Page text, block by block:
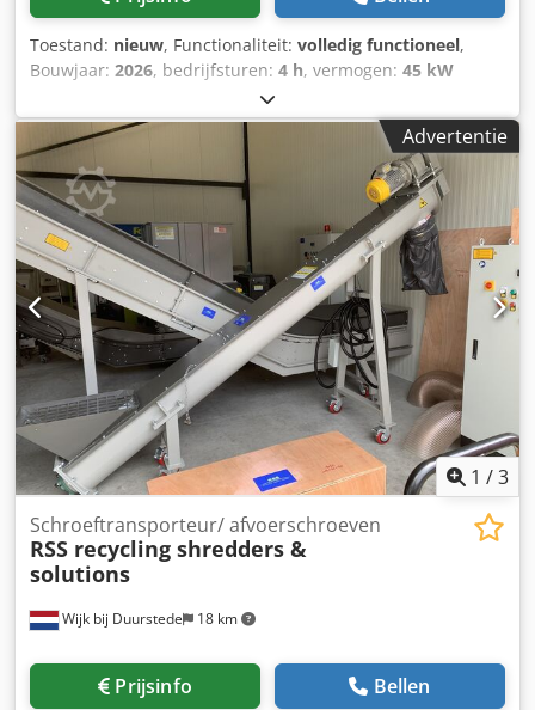
Toestand: nieuw, Functionaliteit: volledig functioneel,
Bouwjaar: 2026, bedrijfsturen: 4 h, vermogen: 45 kW
, Rotor lenght 1000 mm kW 45+ 2.2, Hoppersize
1400 x 1000 mm, screensize on your request. Optional
Conveyor beld available Delivery on request. For more Info:
RSS Recycling Shredders & Solutions Dodpjkzg U Dofx
Acdjkr Contacts or questions with companyname,
IMPORTANT! name, company and telephone number.
Advertentie
1 /3
Wijk bij Duurstede 18 km
Schroeftransporteur/ afvoerschroeven
RSS recycling shredders &
solutions
Prijsinfo Bellen